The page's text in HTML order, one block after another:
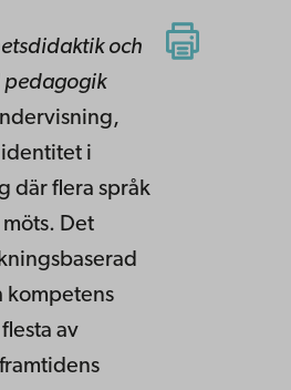
och
pedagogik
i
där flera språk
Det
kompetens
av